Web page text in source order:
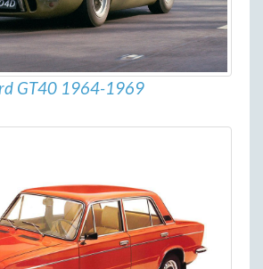
GT40 1964-1969